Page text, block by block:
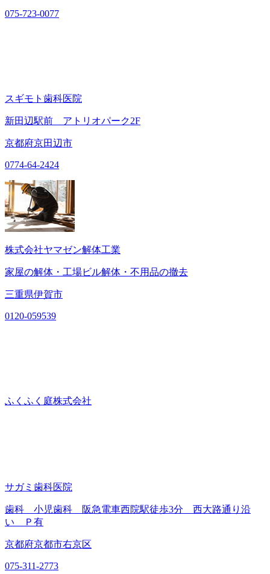
075-723-0077
スギモト歯科医院
新田辺駅前 アトリオパーク2F
京都府京田辺市
0774-64-2424
株式会社ヤマゼン解体工業
家屋の解体・工場ビル解体・不用品の撤去
三重県伊賀市
0120-059539
ふくふく庭株式会社
サガミ歯科医院
歯科 小児歯科 阪急電車西院駅徒歩3分 西大路通り沿
い Ｐ有
京都府京都市右京区
075-311-2773